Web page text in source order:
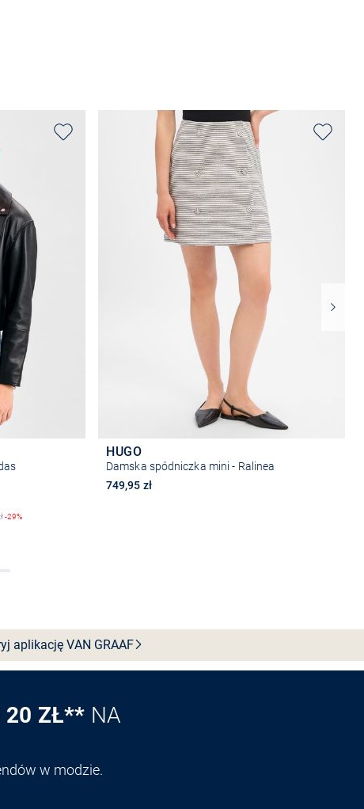
-29%
HUGO
Damska spódniczka mini - Ralinea
749,95 zł
aplikację VAN GRAAF
20 ZŁ** NA
w modzie.